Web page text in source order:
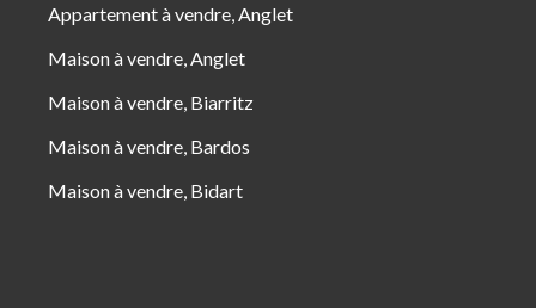
Appartement à vendre, Anglet
Maison à vendre, Anglet
Maison à vendre, Biarritz
Maison à vendre, Bardos
Maison à vendre, Bidart